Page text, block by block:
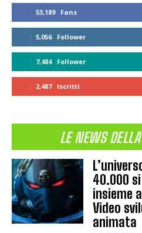
53,189 Fans
5,056 Follower
7,484 Follower
2,487 Iscritti
LE NEWS
40.000
insieme
Video
animata